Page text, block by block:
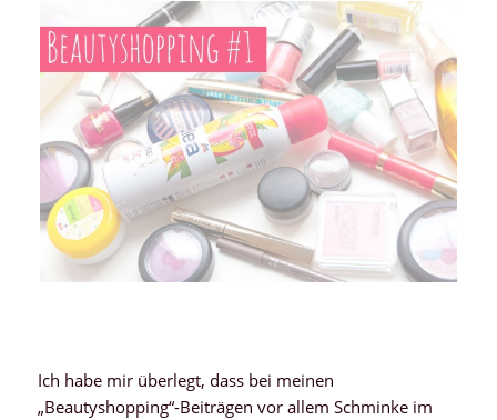
Ich habe mir überlegt, dass bei meinen
„Beautyshopping“-Beiträgen vor allem Schminke im